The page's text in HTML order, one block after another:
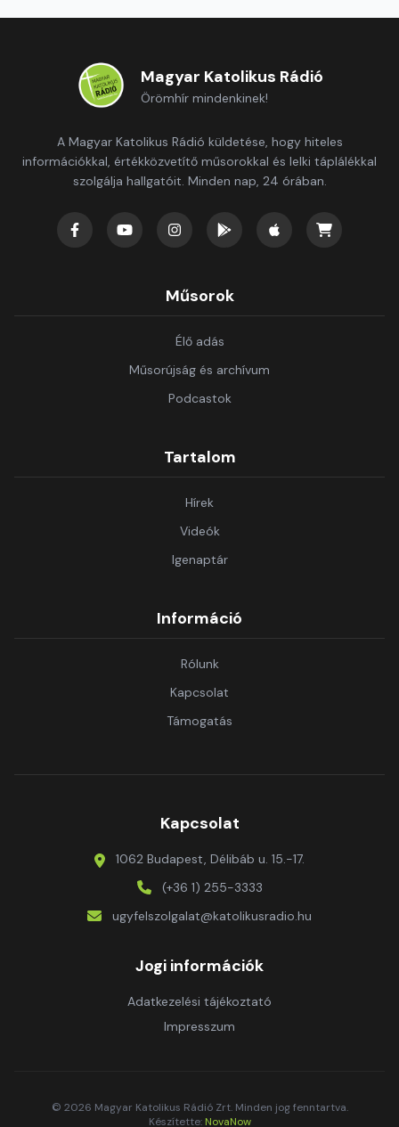
Magyar Katolikus Rádió
Örömhír mindenkinek!
A Magyar Katolikus Rádió küldetése, hogy hiteles
információkkal, értékközvetítő műsorokkal és lelki táplálékkal
szolgálja hallgatóit. Minden nap, 24 órában.
Műsorok
Élő adás
Műsorújság és archívum
Podcastok
Tartalom
Hírek
Videók
Igenaptár
Információ
Rólunk
Kapcsolat
Támogatás
Kapcsolat
1062 Budapest, Délibáb u. 15.-17.
(+36 1) 255-3333
ugyfelszolgalat@katolikusradio.hu
Jogi információk
Adatkezelési tájékoztató
Impresszum
© 2026 Magyar Katolikus Rádió Zrt. Minden jog fenntartva.
Készítette: NovaNow